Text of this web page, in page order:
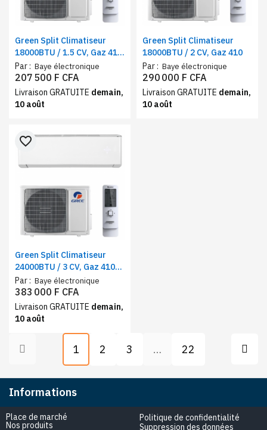
Green Split Climatiseur
18000BTU / 1.5 CV, Gaz 410,
Niveau sonnore 37db
Par : Baye électronique
207 500 F CFA
Livraison GRATUITE demain,
10 août
Green Split Climatiseur
18000BTU / 2 CV, Gaz 410
Par : Baye électronique
290 000 F CFA
Livraison GRATUITE demain,
10 août
Green Split Climatiseur
24000BTU / 3 CV, Gaz 410
Classe A++, Haute
perfomance
Par : Baye électronique
favorite_border
383 000 F CFA
Livraison GRATUITE demain,
10 août
1 2 3 … 22
Informations
Place de marché
Nos produits
Politique de confidentialité
Suppression des données